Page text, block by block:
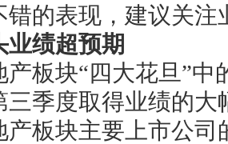
错的表现，建议关
业绩超预期
块“四大花旦”中
三季度取得业绩的
产板块主要上市公